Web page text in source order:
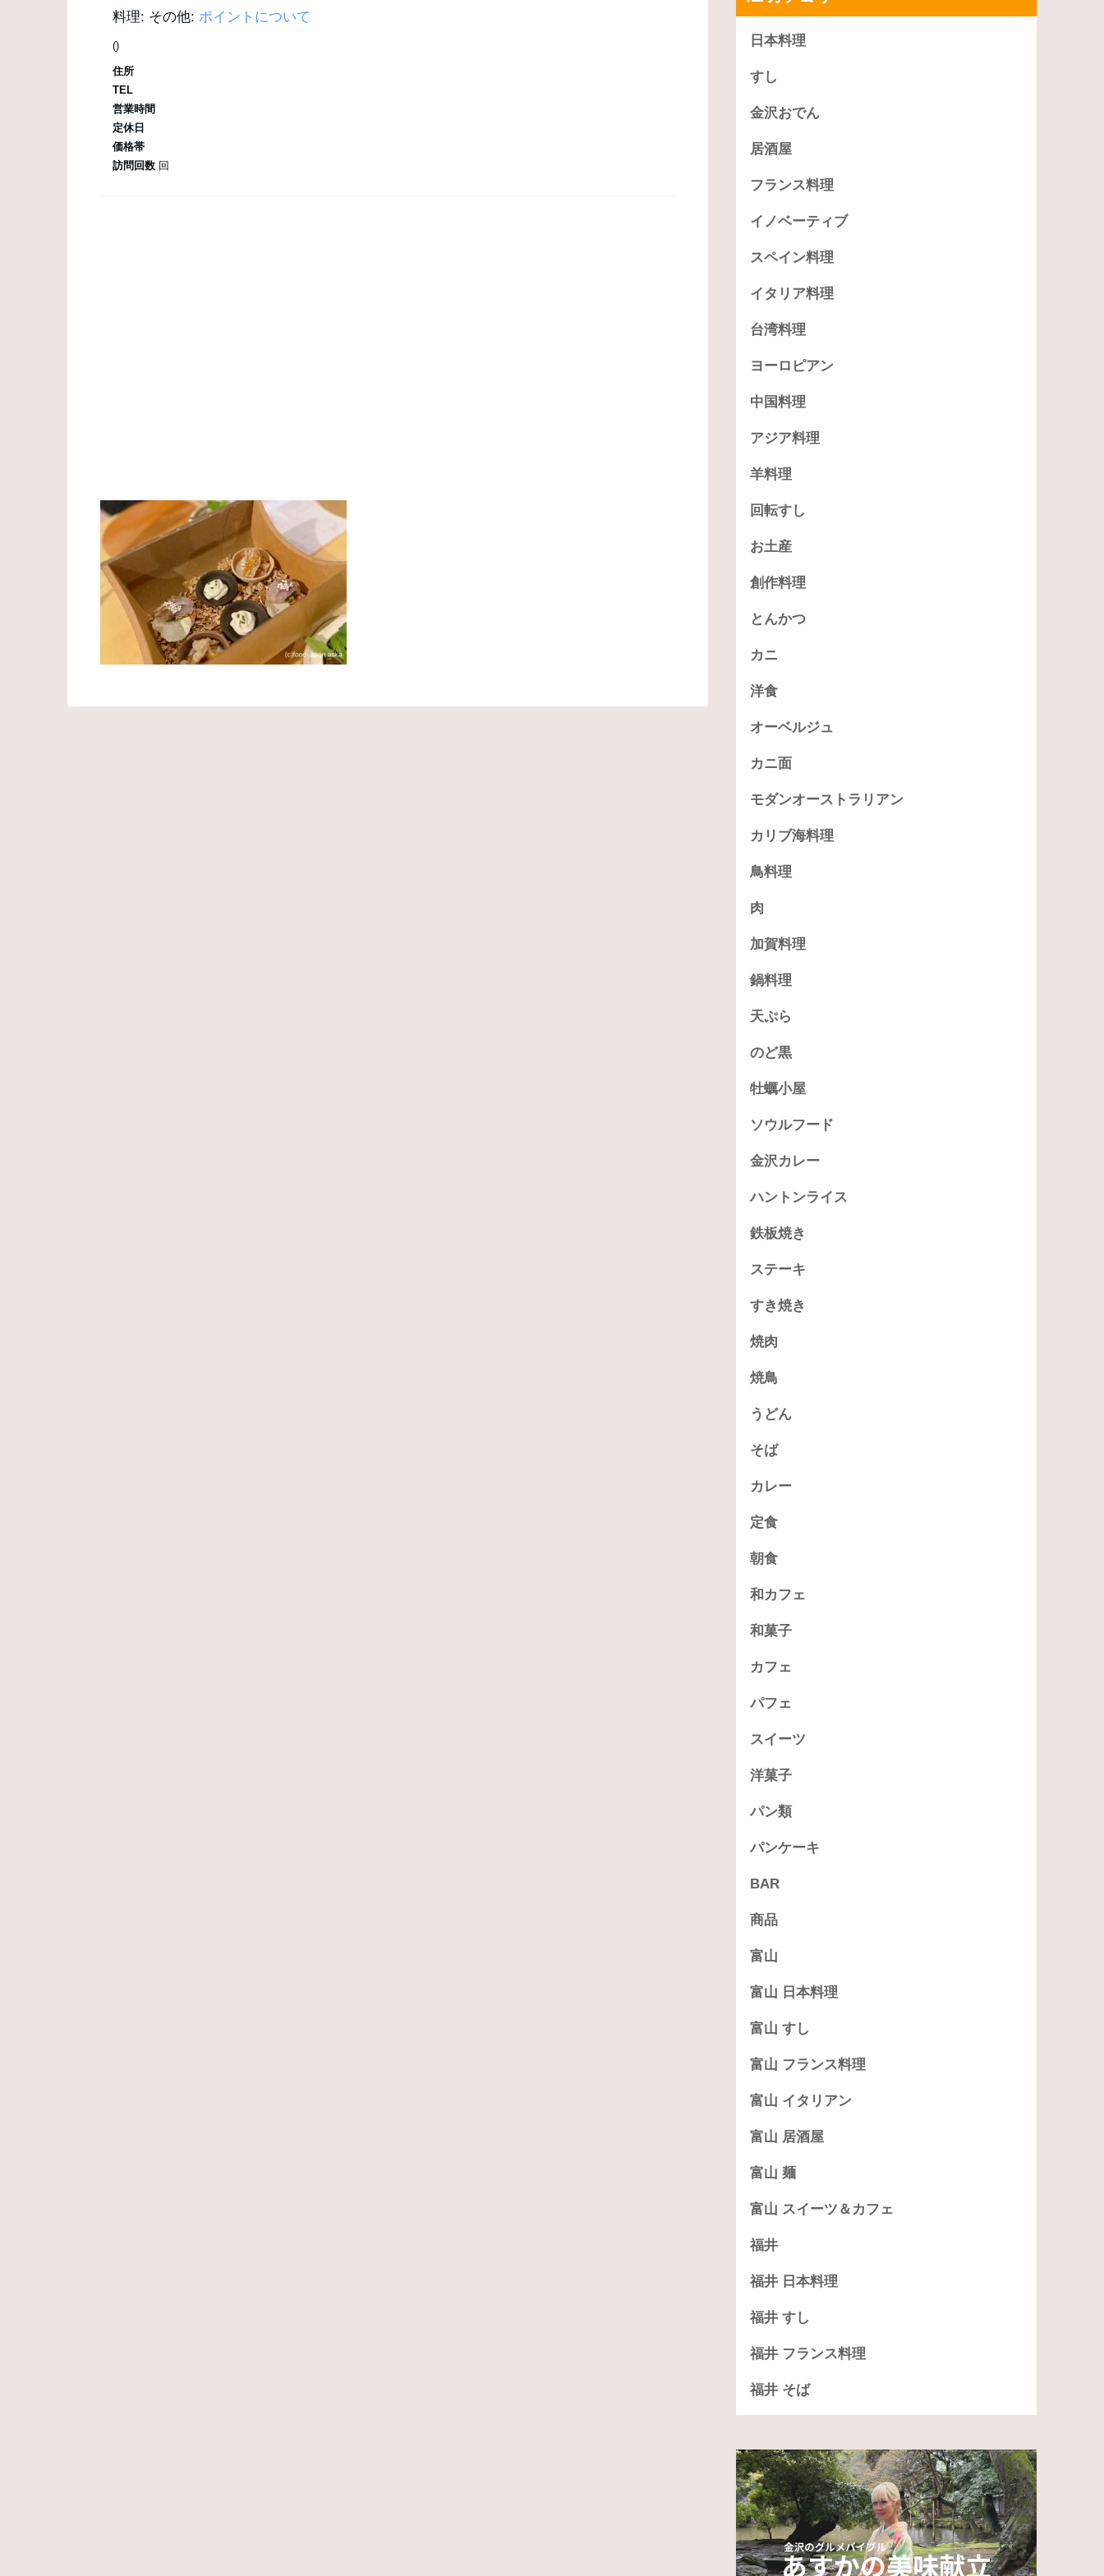
料理: その他: ポイントについて
()
住所
TEL
営業時間
定休日
価格帯
訪問回数 回
日本料理
すし
金沢おでん
居酒屋
フランス料理
イノベーティブ
スペイン料理
イタリア料理
台湾料理
ヨーロピアン
中国料理
アジア料理
羊料理
回転すし
お土産
創作料理
とんかつ
カニ
洋食
オーベルジュ
カニ面
モダンオーストラリアン
カリブ海料理
鳥料理
肉
加賀料理
鍋料理
天ぷら
のど黒
牡蠣小屋
ソウルフード
金沢カレー
ハントンライス
鉄板焼き
ステーキ
すき焼き
焼肉
焼鳥
うどん
そば
カレー
定食
朝食
和カフェ
和菓子
カフェ
パフェ
スイーツ
洋菓子
パン類
パンケーキ
BAR
商品
富山
富山 日本料理
富山 すし
富山 フランス料理
富山 イタリアン
富山 居酒屋
富山 麺
富山 スイーツ＆カフェ
福井
福井 日本料理
福井 すし
福井 フランス料理
福井 そば